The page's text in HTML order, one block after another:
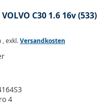
C30 1.6 16v (533)
, exkl.Versandkosten
4